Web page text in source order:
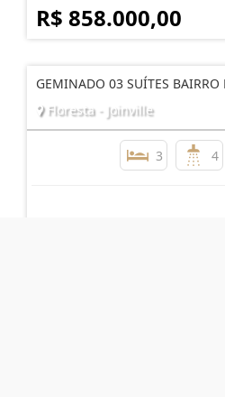
R$ 858.000,00
GEMINADO 03 SUÍTES BAIRRO
Floresta - Joinville
3 4